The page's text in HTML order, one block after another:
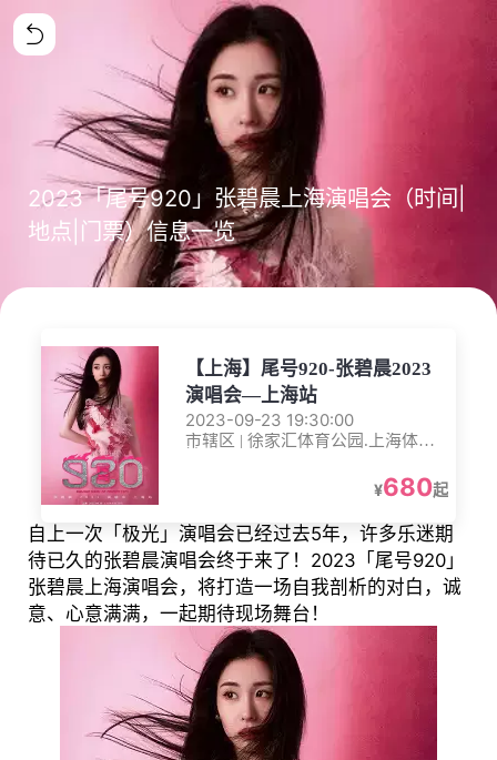
2023「尾号920」张碧晨上海演唱会（时间|
地点|门票）信息一览
【上海】尾号920-张碧晨2023
演唱会—上海站
2023-09-23 19:30:00
市辖区 | 徐家汇体育公园.上海体育
¥680起
自上一次「极光」演唱会已经过去5年，许多乐迷期
待已久的张碧晨演唱会终于来了！2023「尾号920」
张碧晨上海演唱会，将打造一场自我剖析的对白，诚
意、心意满满，一起期待现场舞台！